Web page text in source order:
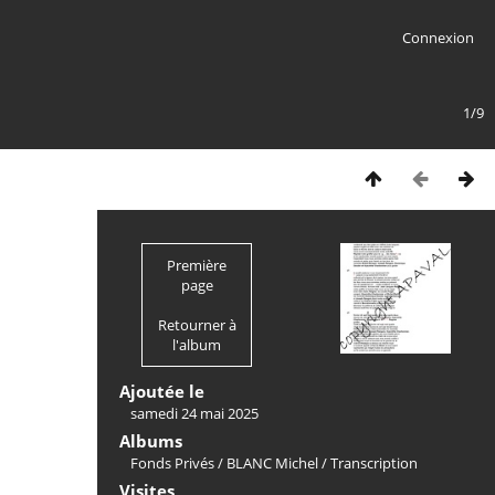
Connexion
1/9
Première
page
Retourner à
l'album
Ajoutée le
samedi 24 mai 2025
Albums
Fonds Privés/ BLANC Michel/Transcription
Visites